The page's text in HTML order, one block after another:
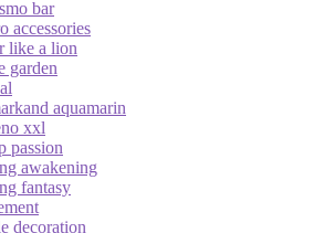
bar
accessories
like a lion
garden
aquamarin
xxl
passion
awakening
fantasy
decoration